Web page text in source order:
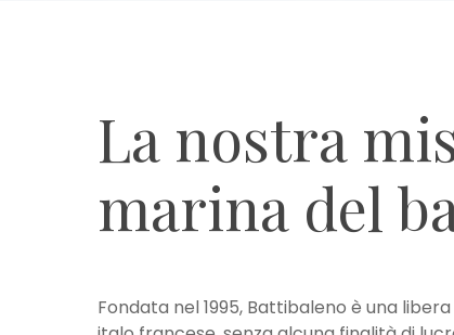
La nostra
marina del
Fondata nel 1995, Battibaleno è una